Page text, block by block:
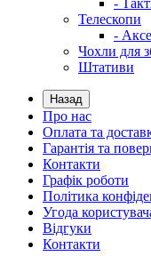
-
Телескопи
-
Чохли для
Штативи
Назад
Про нас
Оплата та
Гарантія та
Контакти
Графік роботи
Політика
Угода
Відгуки
Контакти